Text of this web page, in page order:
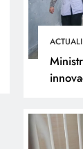
El
62
con